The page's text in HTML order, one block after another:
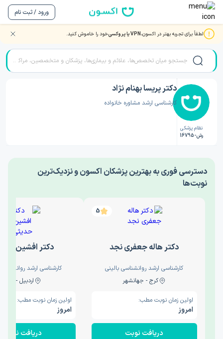
ورود / ثبت نام
لطفاً برای تجربه بهتر در اکسون،VPN یا پروکسی خود را خاموش کنید. صفحه اصلی/دکتر روانشناسی/دکتر پریسا بهنام نژاد
نظام پزشکی
رش-16795
دکتر پریسا بهنام نژاد
کارشناسی ارشد مشاوره خانواده
‎دسترسی فوری به بهترین پزشکان اکسون و نزدیک‌ترین
نوبت‌ها
5
دکتر هاله جعفری نجد
کارشناسی ارشد روانشناسی بالینی
کرج - جهانشهر
اولین زمان نوبت مطب:
امروز
دریافت نوبت
دکتر افشین
کارشناسی ارشد
اردبیل - والی
اولین زمان نوبت مطب:
امروز
دریافت نوبت